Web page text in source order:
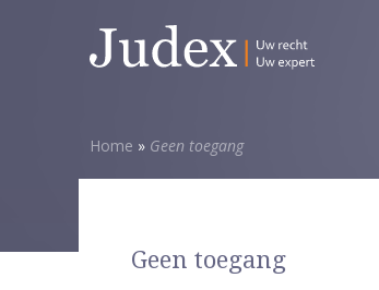
Home » Geen toegang
Geen toegang